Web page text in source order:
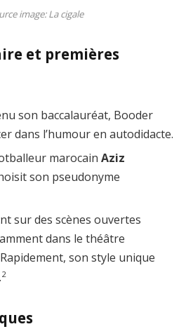
image: La cigale
et premières
son baccalauréat, Booder
dans l’humour en autodidacte.
marocain Aziz
son pseudonyme
sur des scènes ouvertes
dans le théâtre
son style unique
2